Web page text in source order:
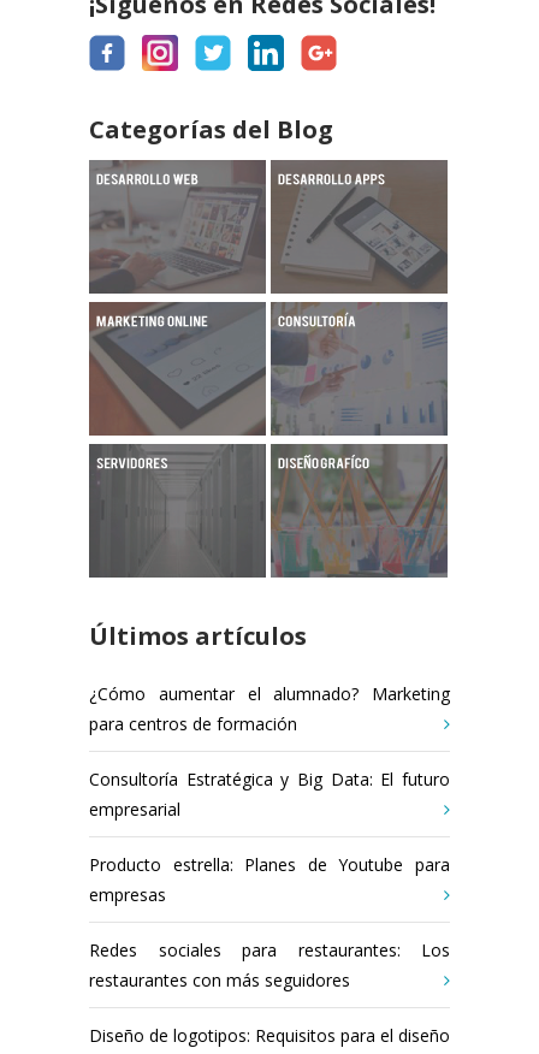
Categorías del Blog
Últimos artículos
¿Cómo aumentar el alumnado? Marketing
para centros de formación
Consultoría Estratégica y Big Data: El futuro
empresarial
Producto estrella: Planes de Youtube para
empresas
Redes sociales para restaurantes: Los
restaurantes con más seguidores
Diseño de logotipos: Requisitos para el diseño